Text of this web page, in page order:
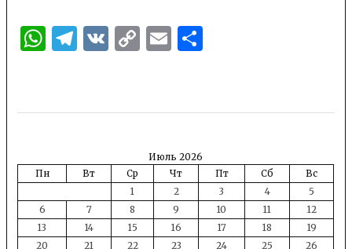
WhatsApp
Telegram
VKCopyEmail
Июль 2026
Пн
Вт Ср Чт Пт Сб
Вс
1
2 3 4
5
6
7 8 9 10 11
12
13
14 15 16 17 18
19
20
21 22 23 24 25
26